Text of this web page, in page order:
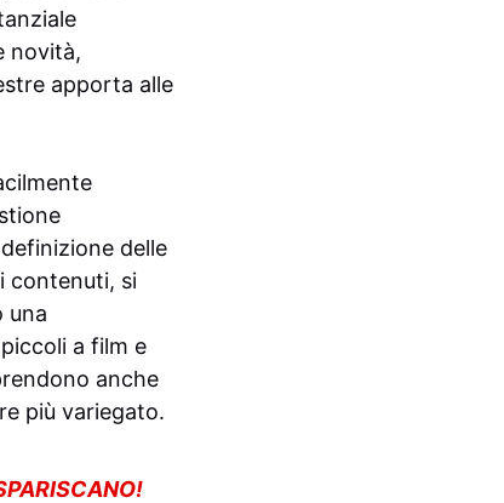
novità,
apporta alle
delle
contenuti, si
una
a film e
anche
più variegato.